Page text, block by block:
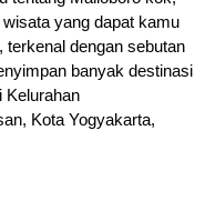
yang dapat kamu
terkenal dengan sebutan
banyak destinasi
Kelurahan
Kota Yogyakarta,